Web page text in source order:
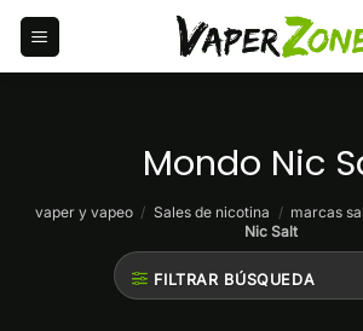
Saltar
contenido
Mondo Nic
vaper y vapeo / Sales de nicotina / marcas
Nic Salt
FILTRAR BÚSQUEDA